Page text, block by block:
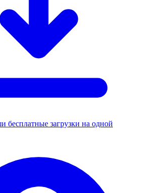
бесплатные загрузки на одной